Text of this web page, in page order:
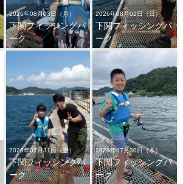
2026年08月03日（月）
下関フィッシングパ
ーク
2026年08月02日（日）
下関フィッシングパ
ーク
2026年07月31日（金）
下関フィッシングパ
ーク
2026年07月30日（木）
下関フィッシングパ
ーク